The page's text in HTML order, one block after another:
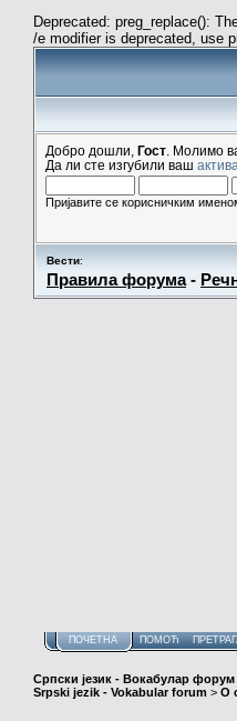
Deprecated: preg_replace():
/e modifier is deprecated, use
Добро дошли, Гост . Молимо
Да ли сте изгубили ваш
Пријавите се корисничким
Вести:
Правила форума-
ПОЧЕТНА ПОМОЋ
Српски језик - Вокабулар форум
Srpski jezik - Vokabular forum > О